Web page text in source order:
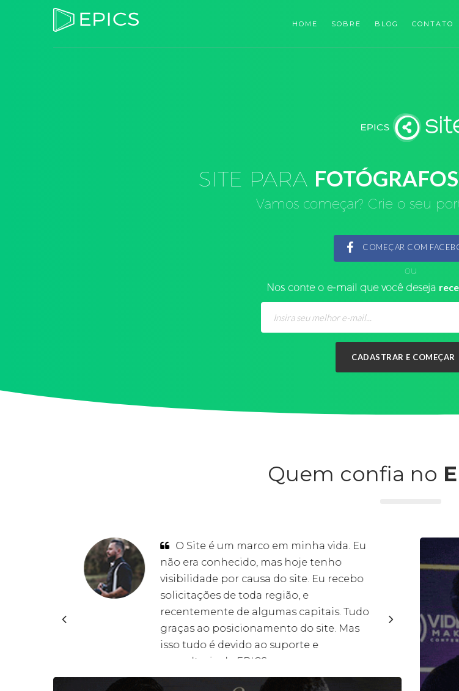
HOME SOBRE BLOG CONTATO
SITE PARA
Vamos começar? Crie o seu
COMEÇAR COM
ou
Nos conte o e-mail que você deseja
CADASTRAR E COMEÇAR
Quem confia no
O Site é um marco em minha vida. Eu
não era conhecido, mas hoje tenho
visibilidade por causa do site. Eu recebo
solicitações de toda região, e
recentemente de algumas capitais. Tudo
graças ao posicionamento do site. Mas
isso tudo é devido ao suporte e
consultoria da EPICS.